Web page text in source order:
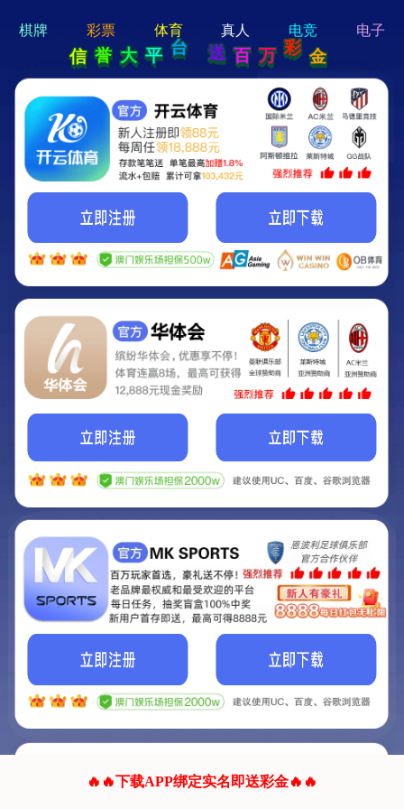
hi 💗
Hey Guys!
我们即将上线啦...
我们的网站正在建设.
它将是非常棒的网站.
联系我们!